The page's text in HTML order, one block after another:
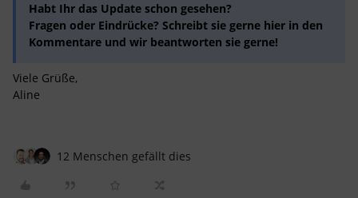
Habt Ihr das Update schon gesehen?
Fragen oder Eindrücke? Schreibt sie gerne hier in den
Kommentare und wir beantworten sie gerne!
Viele Grüße,
Aline
12 Menschen gefällt dies